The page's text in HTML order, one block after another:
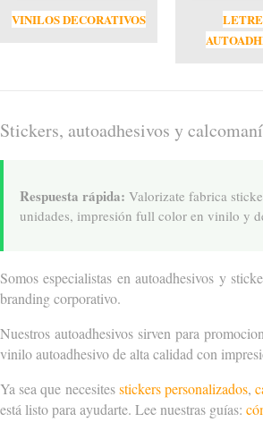
VINILOS DECORATIVOS
Stickers, autoadhesivos y
Respuesta rápida: Valorizate fabrica
unidades, impresión full color en vinilo y
Somos especialistas en autoadhesivos y
branding corporativo.
Nuestros autoadhesivos sirven para
vinilo autoadhesivo de alta calidad con
Ya sea que necesitesstickers personalizados,
está listo para ayudarte. Lee nuestras guías: